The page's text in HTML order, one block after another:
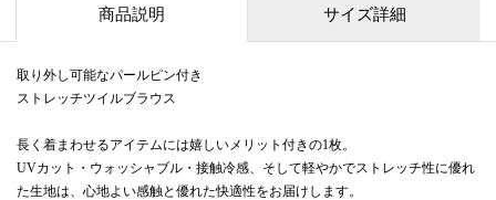
商品説明 サイズ詳細
取り外し可能なパールピン付き
ストレッチツイルブラウス
長く着まわせるアイテムには嬉しいメリット付きの1枚。
UVカット・ウォッシャブル・接触冷感、そして軽やかでストレッチ性に優れ
た生地は、心地よい感触と優れた快適性をお届けします。